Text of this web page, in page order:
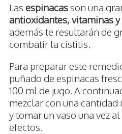
Las espinacasson una
antioxidantes, vitaminas
además te resultarán de
combatir la cistitis.
Para preparar este
puñado de espinacas
100 ml de jugo. A
mezclar con una cantidad
y tomar un vaso una vez
efectos.